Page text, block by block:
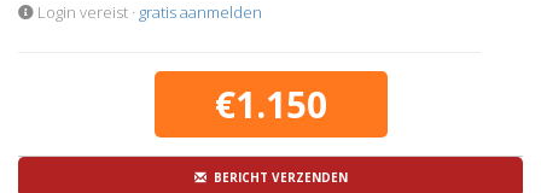
Login vereist · gratis aanmelden
€1.150
BERICHT VERZENDEN